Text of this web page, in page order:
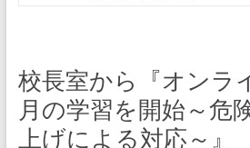
校長室から『オンラ
月の学習を開始～危
上げによる対応～』